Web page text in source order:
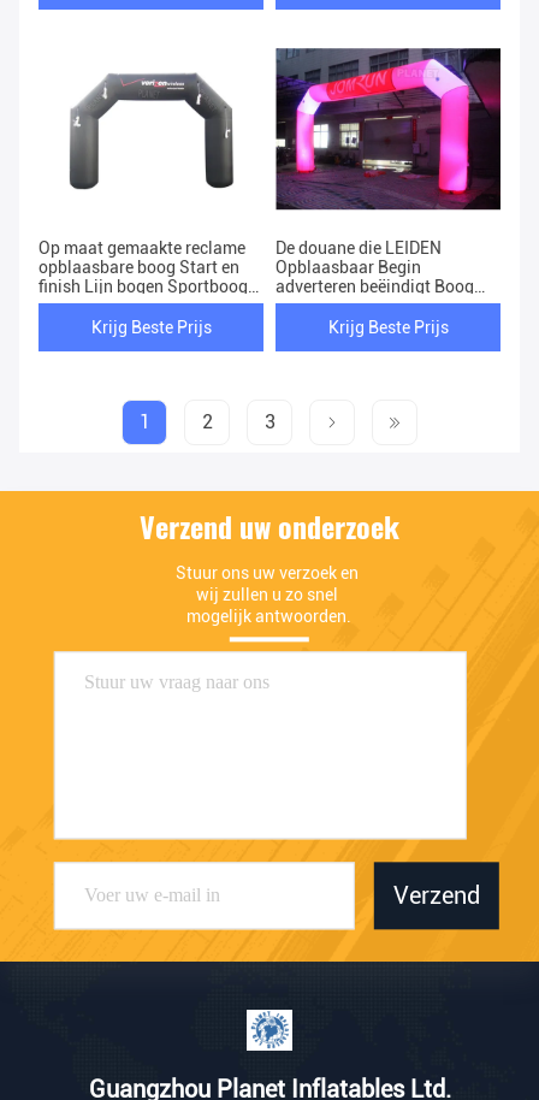
Op maat gemaakte reclame
opblaasbare boog Start en
finish Lijn bogen Sportboog
voor evenement
Krijg Beste Prijs
De douane die LEIDEN
Opblaasbaar Begin
adverteren beëindigt Boog
voor Gebeurtenis
Krijg Beste Prijs
1 2 3
Verzend uw onderzoek
Stuur ons uw verzoek en
wij zullen u zo snel
mogelijk antwoorden.
Verzend
Guangzhou Planet Inflatables Ltd.